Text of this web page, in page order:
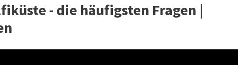
- die häufigsten Fragen |